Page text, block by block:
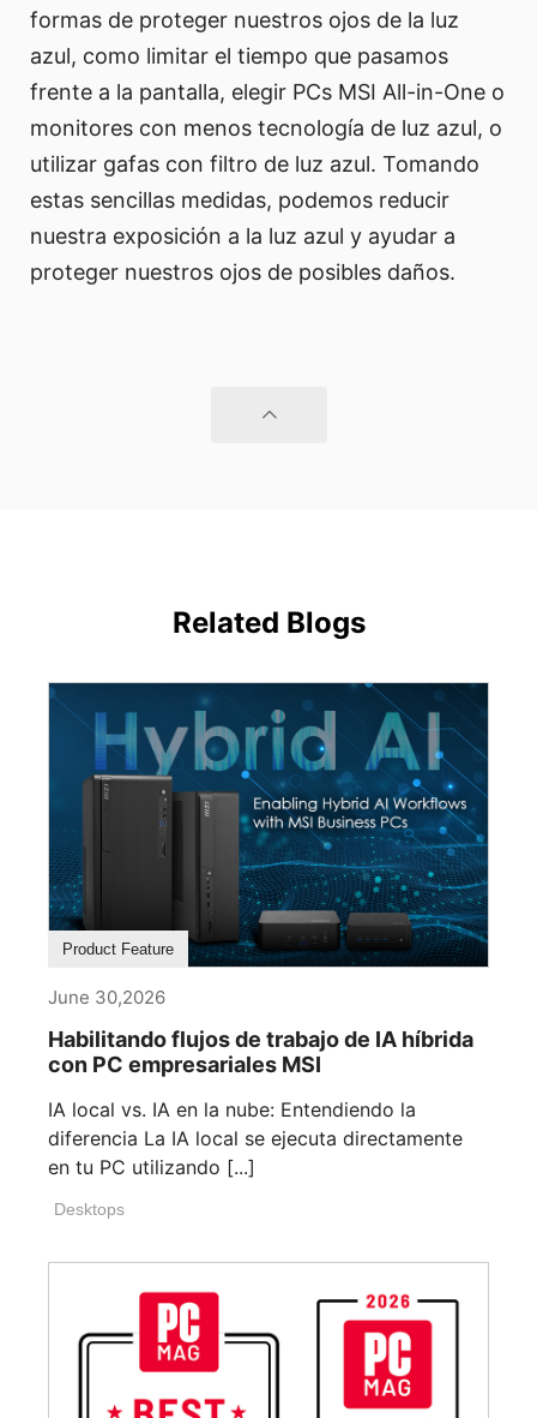
formas de proteger nuestros ojos de la luz
azul, como limitar el tiempo que pasamos
frente a la pantalla, elegir PCs MSI All-in-One o
monitores con menos tecnología de luz azul, o
utilizar gafas con filtro de luz azul. Tomando
estas sencillas medidas, podemos reducir
nuestra exposición a la luz azul y ayudar a
proteger nuestros ojos de posibles daños.
Related Blogs
Product Feature
June 30,2026
Habilitando flujos de trabajo de IA híbrida
con PC empresariales MSI
IA local vs. IA en la nube: Entendiendo la
diferencia La IA local se ejecuta directamente
en tu PC utilizando [...]
Desktops